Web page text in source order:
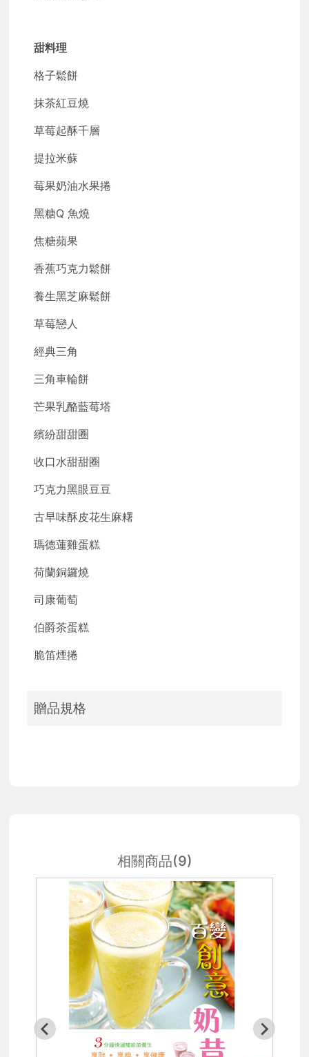
甜料理
格子鬆餅
抹茶紅豆燒
草莓起酥千層
提拉米蘇
莓果奶油水果捲
黑糖Q 魚燒
焦糖蘋果
香蕉巧克力鬆餅
養生黑芝麻鬆餅
草莓戀人
經典三角
三角車輪餅
芒果乳酪藍莓塔
繽紛甜甜圈
收口水甜甜圈
巧克力黑眼豆豆
古早味酥皮花生麻糬
瑪德蓮雞蛋糕
荷蘭銅鑼燒
司康葡萄
伯爵茶蛋糕
脆笛煙捲
贈品規格
相關商品(9)